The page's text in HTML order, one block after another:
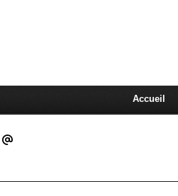
Accueil